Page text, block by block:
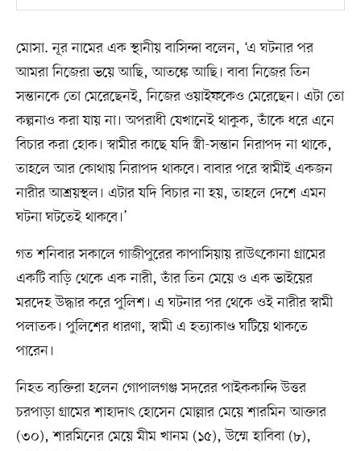
মোসা. নূর নামের এক স্থানীয় বাসিন্দা বলেন, ‘এ ঘটনার পর
আমরা নিজেরা ভয়ে আছি, আতঙ্কে আছি। বাবা নিজের তিন
সন্তানকে তো মেরেছেনই, নিজের ওয়াইফকেও মেরেছেন। এটা তো
কল্পনাও করা যায় না। অপরাধী যেখানেই থাকুক, তাঁকে ধরে এনে
বিচার করা হোক। স্বামীর কাছে যদি স্ত্রী-সন্তান নিরাপদ না থাকে,
তাহলে আর কোথায় নিরাপদ থাকবে। বাবার পরে স্বামীই একজন
নারীর আশ্রয়স্থল। এটার যদি বিচার না হয়, তাহলে দেশে এমন
ঘটনা ঘটতেই থাকবে।’
গত শনিবার সকালে গাজীপুরের কাপাসিয়ায় রাউৎকোনা গ্রামের
একটি বাড়ি থেকে এক নারী, তাঁর তিন মেয়ে ও এক ভাইয়ের
মরদেহ উদ্ধার করে পুলিশ। এ ঘটনার পর থেকে ওই নারীর স্বামী
পলাতক। পুলিশের ধারণা, স্বামী এ হত্যাকাণ্ড ঘটিয়ে থাকতে
পারেন।
নিহত ব্যক্তিরা হলেন গোপালগঞ্জ সদরের পাইককান্দি উত্তর
চরপাড়া গ্রামের শাহাদাৎ হোসেন মোল্লার মেয়ে শারমিন আক্তার
(৩০), শারমিনের মেয়ে মীম খানম (১৫), উম্মে হাবিবা (৮),